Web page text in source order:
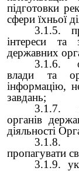
підготовки
сфери їхньої
3.1.5.
інтереси та
державних
3.1.6.
влади та
інформацію,
завдань;
3.1.7.
органів
діяльності
3.1.8.
пропагувати
3.1.9.